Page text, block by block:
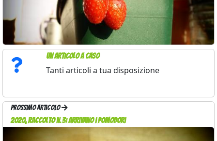
Un articolo a caso
Tanti articoli a tua disposizione
Prossimo articolo
2020, raccolto n.3: arrivano i pomodori